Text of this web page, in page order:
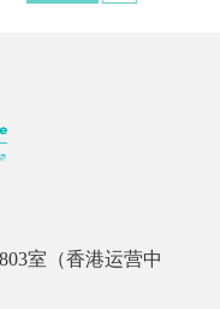
室（香港运营中